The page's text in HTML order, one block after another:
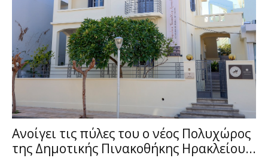
Ανοίγει τις πύλες του ο νέος Πολυχώρος
της Δημοτικής Πινακοθήκης Ηρακλείου...